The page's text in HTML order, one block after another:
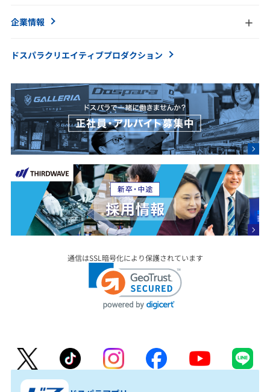
企業情報
ドスパラクリエイティブプロダクション
通信はSSL暗号化により保護されています